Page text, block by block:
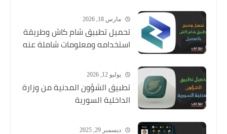
مارس 18, 2026
تحميل تطبيق شام كاش وطريقة
استخدامه ومعلومات شاملة عنه
يوليو 12, 2026
تطبيق الشؤون المدنية من وزارة
الداخلية السورية
ديسمبر 29, 2025